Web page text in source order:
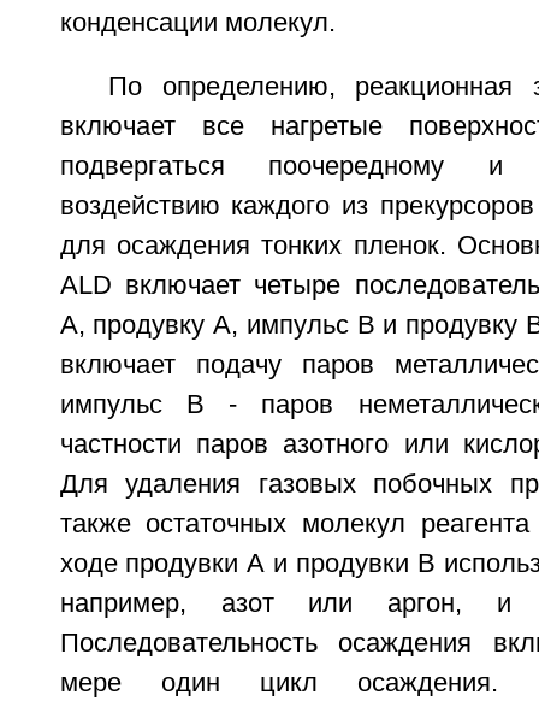
конденсации молекул.
По определению, реакционная
включает все нагретые
подвергаться поочередному и
воздействию каждого из
для осаждения тонких пленок.
ALD включает четыре
А, продувку А, импульс В и продувку
включает подачу паров
импульс В - паров
частности паров азотного или
Для удаления газовых побочных
также остаточных молекул
ходе продувки А и продувки В
например, азот или аргон, и
Последовательность осаждения
мере один цикл осаждения.